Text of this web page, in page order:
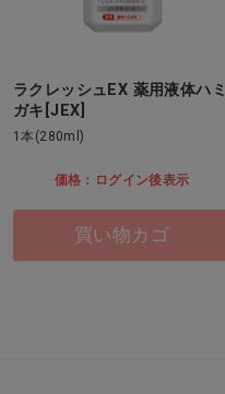
ラクレッシュEX 薬用液体ハミ
ガキ[JEX]
1本(280ml)
価格：ログイン後表示
買い物カゴ